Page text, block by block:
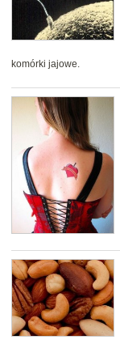
komórki jajowe.